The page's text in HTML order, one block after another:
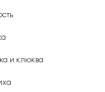
и клюква